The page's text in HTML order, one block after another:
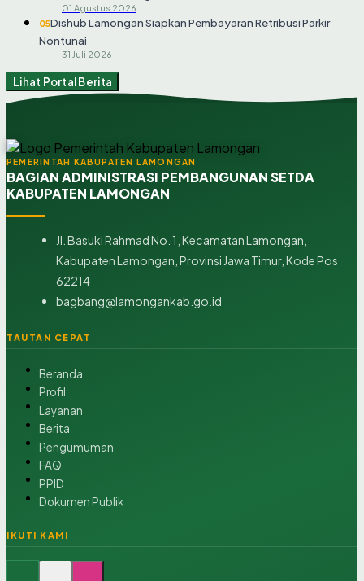
01 Agustus 2026
05Dishub Lamongan Siapkan Pembayaran Retribusi Parkir
Nontunai
31 Juli 2026
Lihat Portal Berita
PEMERINTAH KABUPATEN LAMONGAN
BAGIAN ADMINISTRASI PEMBANGUNAN SETDA
KABUPATEN LAMONGAN
Jl. Basuki Rahmad No. 1, Kecamatan Lamongan,
Kabupaten Lamongan, Provinsi Jawa Timur, Kode Pos
62214
bagbang@lamongankab.go.id
TAUTAN CEPAT
Beranda
Profil
Layanan
Berita
Pengumuman
FAQ
PPID
Dokumen Publik
IKUTI KAMI